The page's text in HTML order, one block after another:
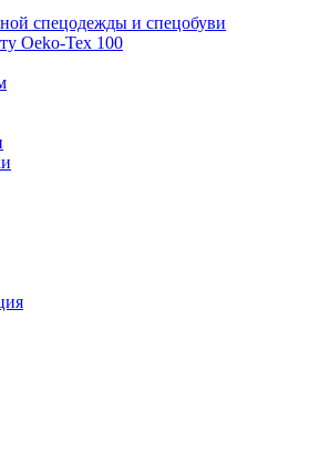
спецодежды и спецобуви
Oeko-Tex 100